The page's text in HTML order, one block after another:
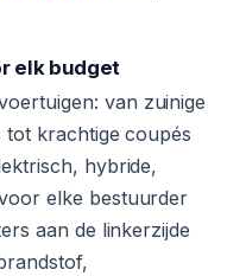
elk budget
van zuinige
tot krachtige coupés
hybride,
elke bestuurder
aan de linkerzijde